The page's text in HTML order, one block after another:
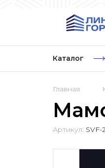
Каталог
Главная
Артикул: SVF-